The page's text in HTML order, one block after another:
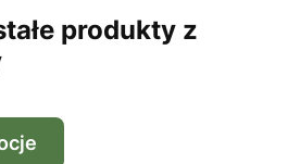
produkty z